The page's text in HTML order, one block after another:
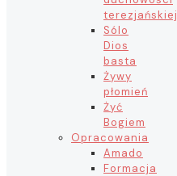
terezjańskiej
Sólo
Dios
basta
Żywy
płomień
Żyć
Bogiem
Opracowania
Amado
Formacja